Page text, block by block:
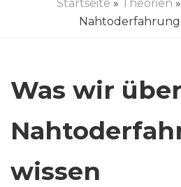
Startseite » Theorien
Was wir über
wissen